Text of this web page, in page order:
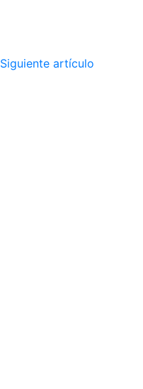
Siguiente artículo